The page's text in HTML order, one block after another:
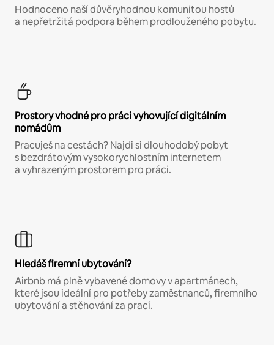
Hodnoceno naší důvěryhodnou komunitou hostů
a nepřetržitá podpora během prodlouženého pobytu.
Prostory vhodné pro práci vyhovující digitálním
nomádům
Pracuješ na cestách? Najdi si dlouhodobý pobyt
s bezdrátovým vysokorychlostním internetem
a vyhrazeným prostorem pro práci.
Hledáš firemní ubytování?
Airbnb má plně vybavené domovy v apartmánech,
které jsou ideální pro potřeby zaměstnanců, firemního
ubytování a stěhování za prací.